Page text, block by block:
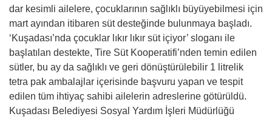
dar kesimli ailelere, çocuklarının sağlıklı büyüyebilmesi için
mart ayından itibaren süt desteğinde bulunmaya başladı.
‘Kuşadası’nda çocuklar lıkır lıkır süt içiyor’ sloganı ile
başlatılan destekte, Tire Süt Kooperatifi’nden temin edilen
sütler, bu ay da sağlıklı ve geri dönüştürülebilir 1 litrelik
tetra pak ambalajlar içerisinde başvuru yapan ve tespit
edilen tüm ihtiyaç sahibi ailelerin adreslerine götürüldü.
Kuşadası Belediyesi Sosyal Yardım İşleri Müdürlüğü